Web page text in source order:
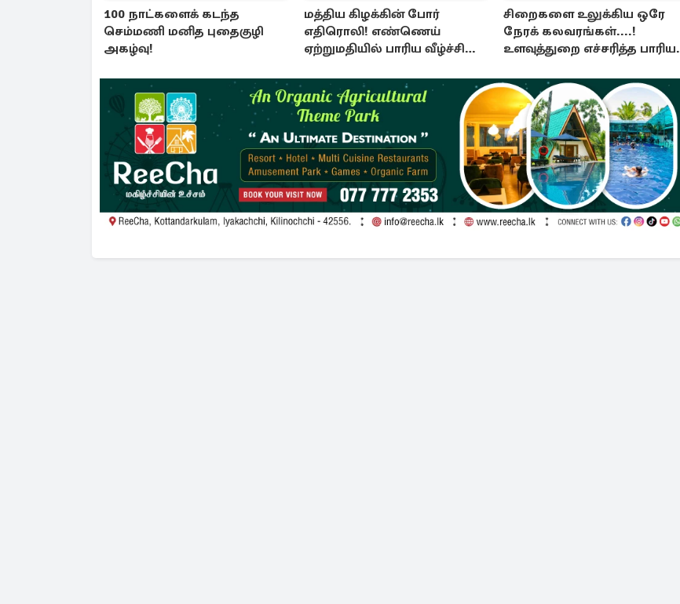
100 நாட்களைக் கடந்த
செம்மணி மனித புதைகுழி
அகழ்வு!
மத்திய கிழக்கின் போர்
எதிரொலி! எண்ணெய்
ஏற்றுமதியில் பாரிய வீழ்ச்சி
சிறைகளை உலுக்கிய ஒரே
நேரக் கலவரங்கள்....!
உளவுத்துறை எச்சரித்த பாரிய